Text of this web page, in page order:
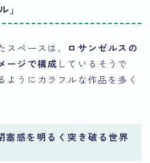
」
スペースは、
ロサンゼルスの
ージで構成 しているそうで
ようにカラフルな作品を多く
塞感を明るく突き破る世界